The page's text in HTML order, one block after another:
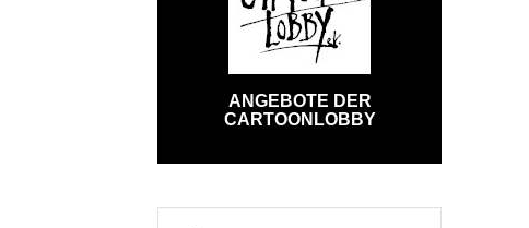
ANGEBOTE DER
CARTOONLOBBY